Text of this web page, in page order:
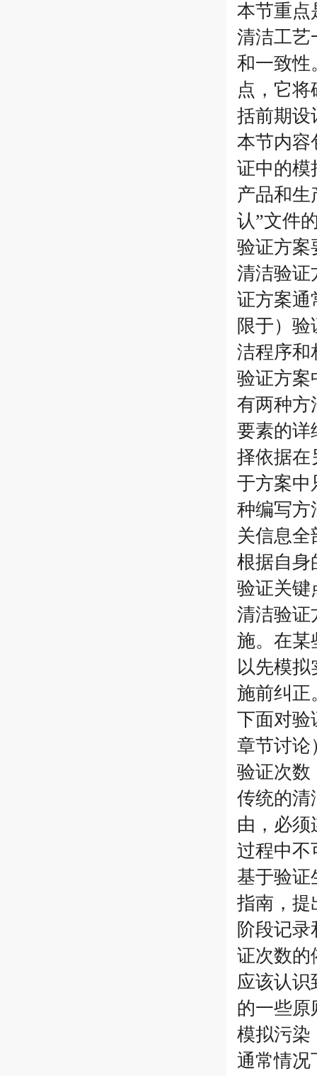
本节重点
清洁工艺
和一致性
点，它
括前期设
本节内容
证中的模
产品和生
认”文件
验证方案
清洁验证
证方案通
限于）
洁程序和
验证方案
有两种方
要素的详
择依据在
于方案中
种编写方
关信息
根据自身
验证关键
清洁验证
施。在某
以先模
施前纠正
下面对验
章节讨论
验证次数
传统的清
由，必
过程中不
基于验证
指南，提
阶段记
证次数的
应该认识
的一些原
模拟污染
通常情况